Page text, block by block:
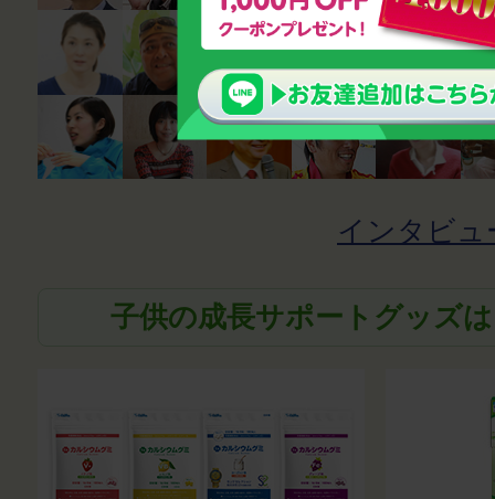
インタビュ
子供の成長サポートグッズ